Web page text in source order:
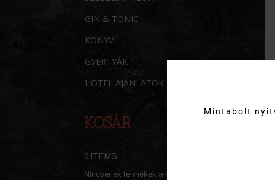
GIN & TONIC
KÖNYV
GYERTYÁK
HOTEL AJÁNLATOK
KOSÁR
0 ITEMS
Nincsenek termékek a kosárban.
Mintabolt